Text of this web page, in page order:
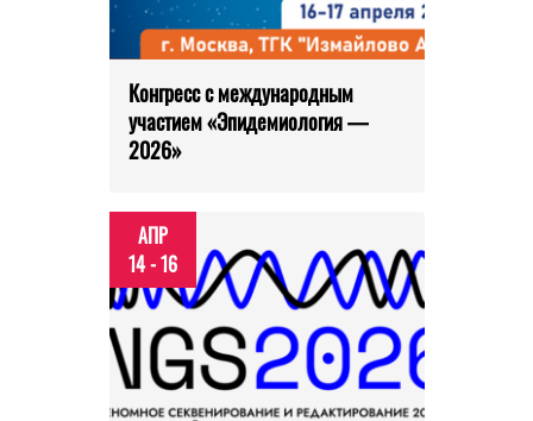
Конгресс с международным
участием «Эпидемиология —
2026»
АПР
14 - 16